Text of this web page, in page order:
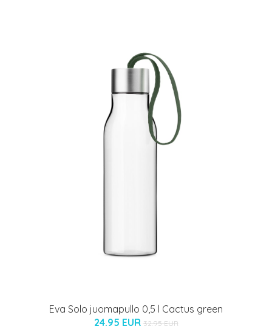
Eva Solo juomapullo 0,5 l Cactus green
24.95 EUR 32.95 EUR